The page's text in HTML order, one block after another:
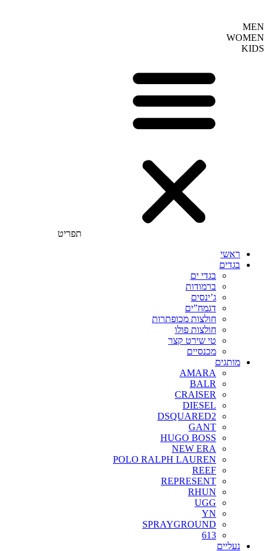
MEN
WOMEN
KIDS
תפריט
ראשי
בגדים
בגדי ים
ברמודות
ג’ינסים
דגמח”ים
חולצות מכופתרות
חולצות פולו
טי שירט קצר
מכנסיים
מותגים
AMARA
BALR
CRAISER
DIESEL
DSQUARED2
GANT
HUGO BOSS
NEW ERA
POLO RALPH LAUREN
REEF
REPRESENT
RHUN
UGG
YN
SPRAYGROUND
613
נעליים